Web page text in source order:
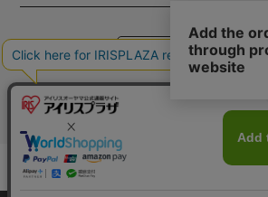
コーポレートサイト
Copyright © 2001 IRISPLAZA. ALL